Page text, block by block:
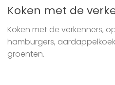
Koken met de
Koken met de ‪verkenners‬,
hamburgers,
groenten.